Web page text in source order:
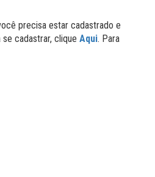
precisa estar cadastrado e
cadastrar, clique Aqui. Para